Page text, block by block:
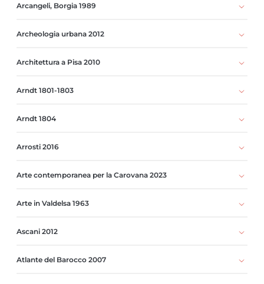
Arcangeli, Borgia 1989
Archeologia urbana 2012
Architettura a Pisa 2010
Arndt 1801-1803
Arndt 1804
Arrosti 2016
Arte contemporanea per la Carovana 2023
Arte in Valdelsa 1963
Ascani 2012
Atlante del Barocco 2007